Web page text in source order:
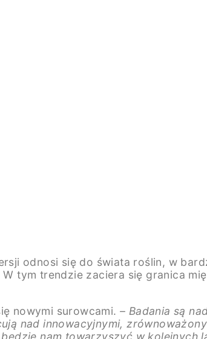
odnosi się do świata roślin, w
tym trendzie zaciera się granica
nowymi surowcami. – Badania są
nad innowacyjnymi,
nam towarzyszyć w kolejnych